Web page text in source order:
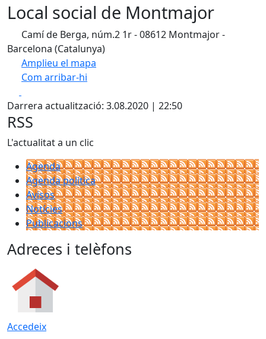
Local social de Montmajor
Camí de Berga, núm.2 1r - 08612 Montmajor -
Barcelona (Catalunya)
Amplieu el mapa
Com arribar-hi
+
−
Darrera actualització: 3.08.2020 | 22:50
RSS
L'actualitat a un clic
Agenda
Agenda política
Avisos
Notícies
Publicacions
Adreces i telèfons
Accedeix